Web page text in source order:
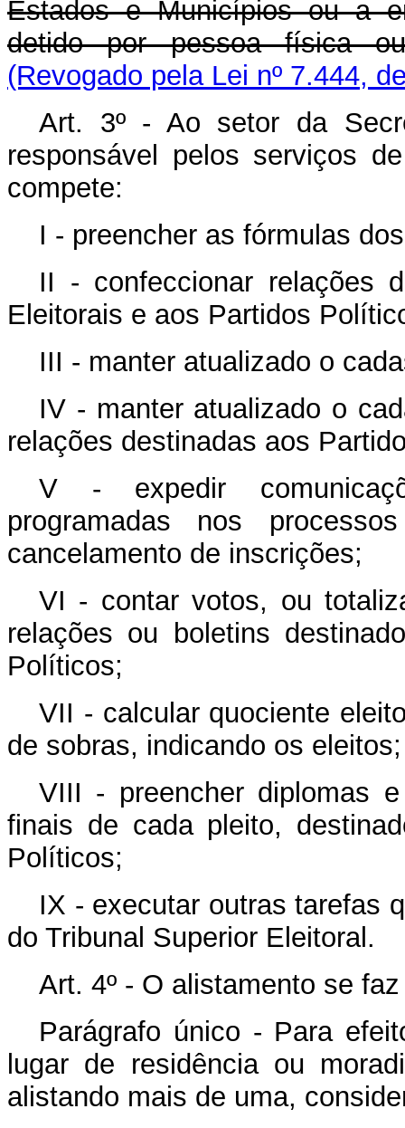
Estados e Municípios ou a
detido por pessoa física
(Revogado pela Lei nº 7.444,
Art. 3º - Ao setor da
responsável pelos serviços
compete:
I - preencher as fórmulas
II - confeccionar relações
Eleitorais e aos Partidos
III - manter atualizado o
IV - manter atualizado o
relações destinadas aos
V - expedir
programadas nos
cancelamento de inscrições;
VI - contar votos, ou
relações ou boletins
Políticos;
VII - calcular quociente
de sobras, indicando os eleitos;
VIII - preencher diplomas
finais de cada pleito,
Políticos;
IX - executar outras tarefas
do Tribunal Superior Eleitoral.
Art. 4º - O alistamento se
Parágrafo único - Para
lugar de residência ou
alistando mais de uma,